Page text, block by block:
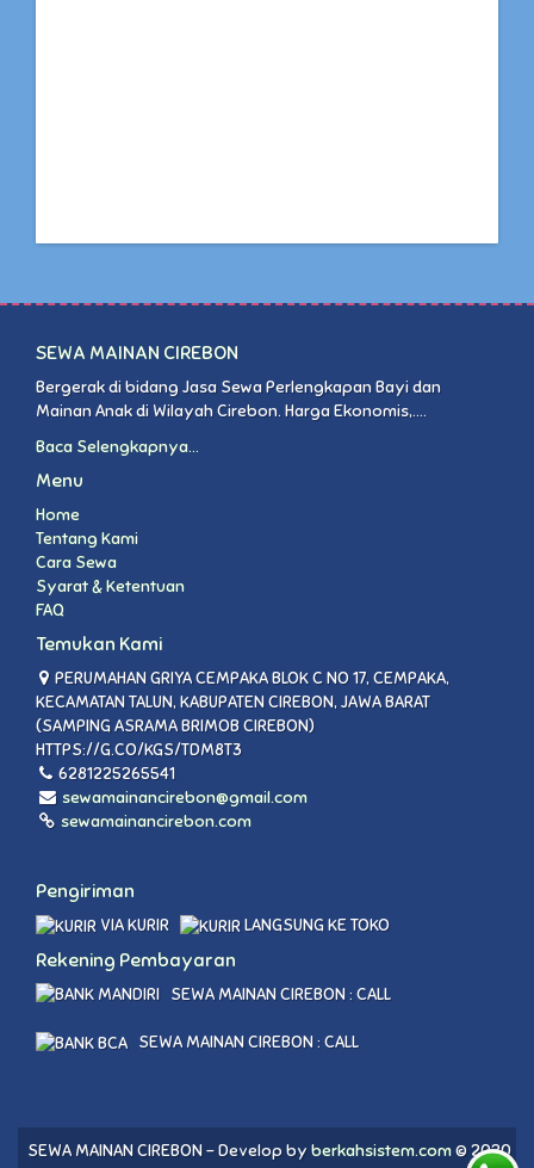
SEWA MAINAN CIREBON
Bergerak di bidang Jasa Sewa Perlengkapan Bayi dan
Mainan Anak di Wilayah Cirebon. Harga Ekonomis,....
Baca Selengkapnya...
Menu
Home
Tentang Kami
Cara Sewa
Syarat & Ketentuan
FAQ
Temukan Kami
PERUMAHAN GRIYA CEMPAKA BLOK C NO 17, CEMPAKA,
KECAMATAN TALUN, KABUPATEN CIREBON, JAWA BARAT
(SAMPING ASRAMA BRIMOB CIREBON)
HTTPS://G.CO/KGS/TDM8T3
6281225265541
sewamainancirebon@gmail.com
sewamainancirebon.com
Pengiriman
VIA KURIR LANGSUNG KE TOKO
Rekening Pembayaran
SEWA MAINAN CIREBON : CALL
SEWA MAINAN CIREBON : CALL
SEWA MAINAN CIREBON - Develop byberkahsistem.com© 2020